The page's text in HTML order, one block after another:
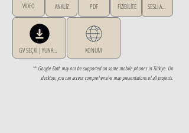
FİZİBİLİTE
VİDEO ANALİZ PDF SESLİ ANLATI
KONUM
** Google Earth may not be supported on some mobile phones in Türkiye. On
desktop, you can access comprehensive map presentations of all projects.